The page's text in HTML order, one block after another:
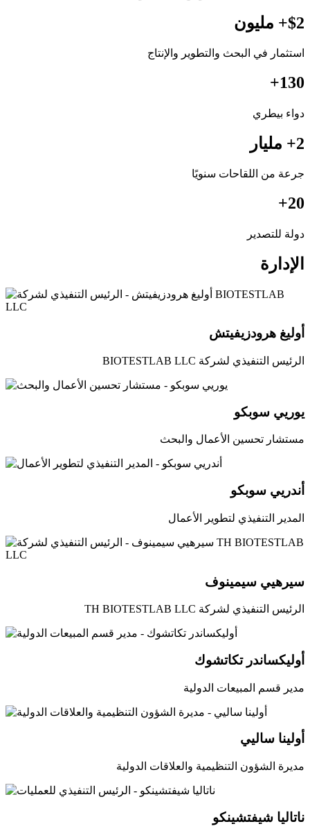
$2+ مليون
استثمار في البحث والتطوير والإنتاج
130+
دواء بيطري
2+ مليار
جرعة من اللقاحات سنويًا
20+
دولة للتصدير
الإدارة
أوليغ هرودزيفيتش
الرئيس التنفيذي لشركة BIOTESTLAB LLC
يوريي سوبكو
مستشار تحسين الأعمال والبحث
أندريي سوبكو
المدير التنفيذي لتطوير الأعمال
سيرهيي سيمينوف
الرئيس التنفيذي لشركة TH BIOTESTLAB LLC
أوليكساندر تكاتشوك
مدير قسم المبيعات الدولية
أولينا ساليي
مديرة الشؤون التنظيمية والعلاقات الدولية
ناتاليا شيفتشينكو